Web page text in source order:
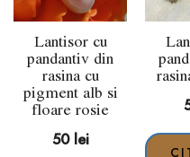
Lantisor cu
pandantiv din
rasina cu
pigment alb si
floare rosie
50 lei